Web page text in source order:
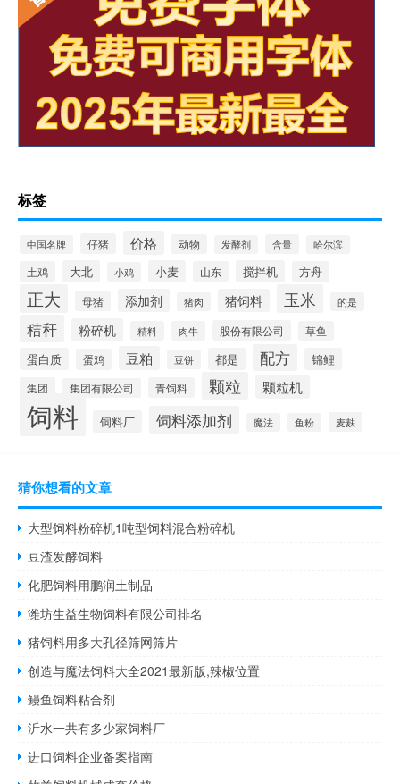
标签
中国名牌 仔猪 价格 动物 发酵剂 含量 哈尔滨
土鸡 大北 小鸡 小麦 山东 搅拌机 方舟
正大 母猪 添加剂 猪肉 猪饲料 玉米 的是
秸秆 粉碎机 精料 肉牛 股份有限公司 草鱼
蛋白质 蛋鸡 豆粕 豆饼 都是 配方 锦鲤
集团 集团有限公司 青饲料 颗粒 颗粒机
饲料 饲料厂 饲料添加剂 魔法 鱼粉 麦麸
猜你想看的文章
大型饲料粉碎机1吨型饲料混合粉碎机
豆渣发酵饲料
化肥饲料用鹏润土制品
潍坊生益生物饲料有限公司排名
猪饲料用多大孔径筛网筛片
创造与魔法饲料大全2021最新版,辣椒位置
鳗鱼饲料粘合剂
沂水一共有多少家饲料厂
进口饲料企业备案指南